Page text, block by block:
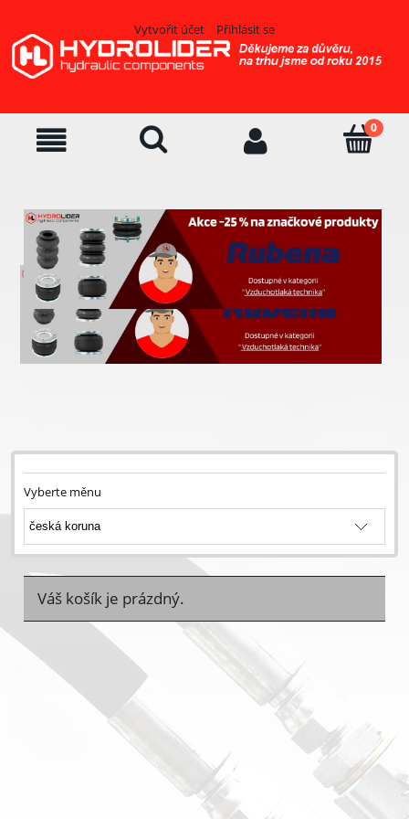
Vytvořit účet Přihlásit se
Vyberte měnu
Váš košík je prázdný.